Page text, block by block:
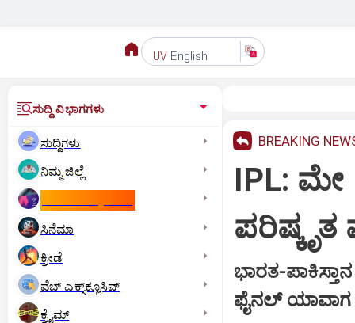
UV English
ಸುದ್ದಿ ವಿಭಾಗಗಳು
ಸುದ್ದಿಗಳು
ನಿಮ್ಮ ಜಿಲ್ಲೆ
ಸಿನೆಮಾ
ಕ್ರೀಡೆ
ವೆಬ್ ಎಕ್ಸ್‌ಕ್ಲೂಸಿವ್
ಕ್ರೈಮ್
BREAKING
IPL:
ಭಾರತ-
ಫೈನಲ್‌ ಯಾವಾಗ